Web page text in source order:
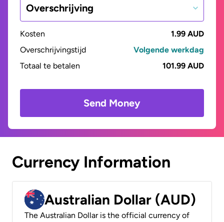
Overschrijving
Kosten
1.99 AUD
Overschrijvingstijd
Volgende werkdag
Totaal te betalen
101.99 AUD
Send Money
Currency Information
Australian Dollar (AUD)
The Australian Dollar is the official currency of